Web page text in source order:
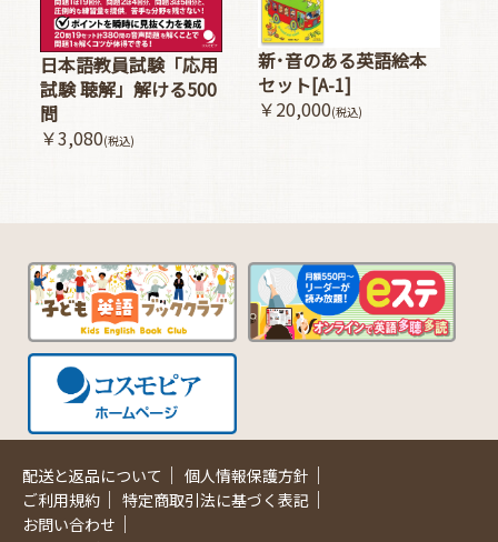
日本語教員試験「応用
試験 聴解」解ける500
問
￥3,080(税込)
新･音のある英語絵本
セット[A-1]
￥20,000(税込)
配送と返品について ｜ 個人情報保護方針 ｜
ご利用規約 ｜ 特定商取引法に基づく表記 ｜
お問い合わせ ｜